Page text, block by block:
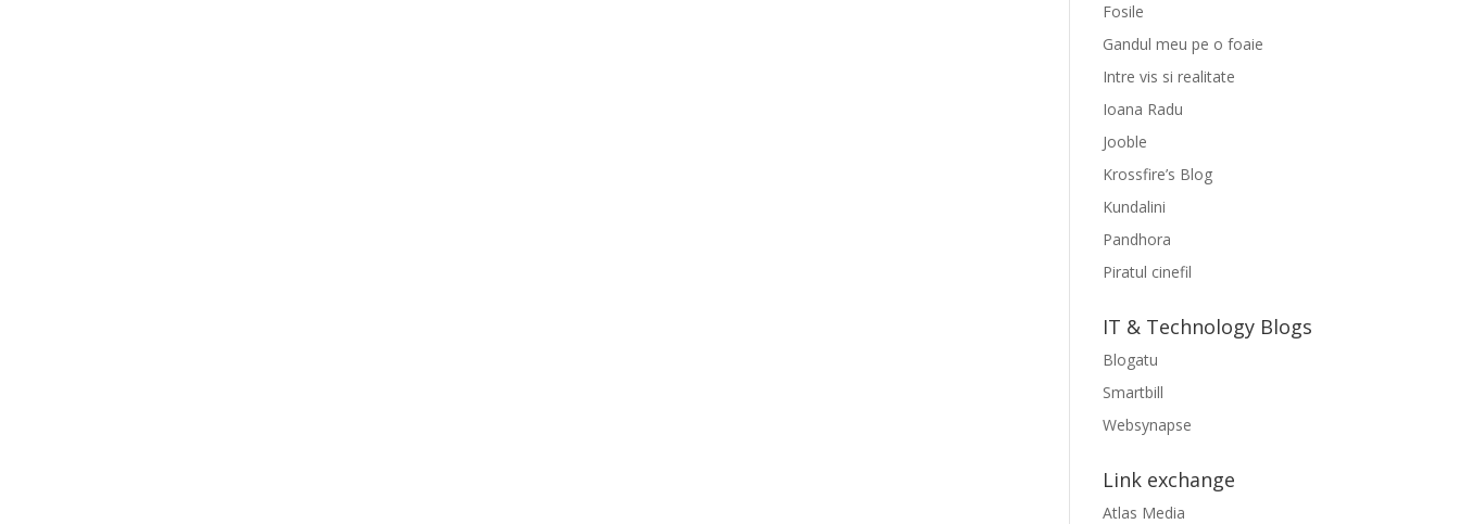
Fosile
Gandul meu pe o foaie
Intre vis si realitate
Ioana Radu
Jooble
Krossfire’s Blog
Kundalini
Pandhora
Piratul cinefil
IT & Technology Blogs
Blogatu
Smartbill
Websynapse
Link exchange
Atlas Media